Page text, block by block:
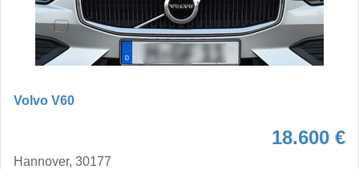
Volvo V60
18.600 €
Hannover, 30177